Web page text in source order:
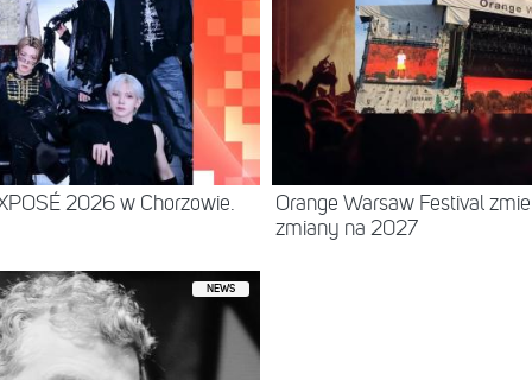
2026 w Chorzowie.
Orange Warsaw Festival
zmiany na 2027
NEWS